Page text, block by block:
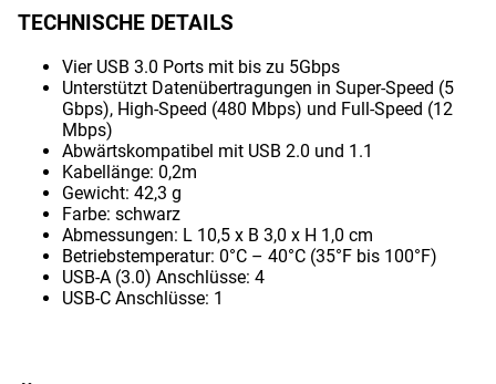
TECHNISCHE DETAILS
Vier USB 3.0 Ports mit bis zu 5Gbps
Unterstützt Datenübertragungen in Super-Speed (5
Gbps), High-Speed (480 Mbps) und Full-Speed (12
Mbps)
Abwärtskompatibel mit USB 2.0 und 1.1
Kabellänge: 0,2m
Gewicht: 42,3 g
Farbe: schwarz
Abmessungen: L 10,5 x B 3,0 x H 1,0 cm
Betriebstemperatur: 0°C – 40°C (35°F bis 100°F)
USB-A (3.0) Anschlüsse: 4
USB-C Anschlüsse: 1